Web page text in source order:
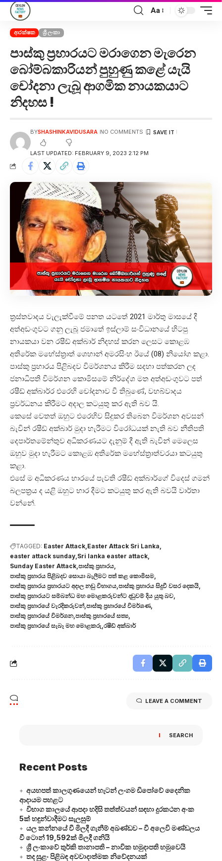
Aa
ආරක්ෂක ශ්‍රී ලංකා
පාස්කු ප්‍රහාරයට මරාගෙන මැරෙන
බෝම්බකාරියන් පුහුණු කළේ යැයි
චෝදනා ලැබූ ආගමික නායකයාට
නිදහස !
LAST UPDATED: FEBRUARY 9, 2023 2:12 PM
BYSHASHINKAVIDUSARA NO COMMENTS
ත්‍රස්තවාදය වැලැක්වීමේ පනත යටතේ 2021 මාර්තු මාසයේ දී
අත්අඩංගුවට ගනු ලැබූ ජමාතේ ඉස්ලාම් සංවිධානයේ හිටපු
නායකයා වන රෂීඩ් අක්බාර් නිදහස් කරන ලෙසට කොළඹ
අතිරේක මහේස්ත්‍රාත් ශෙහාන් අමරසිංහ ඊයේ (08) නියෝග කළා.
පාස්කු ප්‍රහාරය පිළිබදව විමර්ශනය කිරීම සදහා පත්කරන ලද
ජනාධිපති විමර්ශන කොමිසමේ නිර්දේශ මත අත්අඩංගුවට පත්
රෂීඩ් අක්බාර්ර එරෙහි චෝදනාව වී තිබුණේ, වහබ්වාදය
ප්‍රවර්ධනය කිරීමට අදාල කටයුතු කර ඇති බව යි.
කෙසේ වෙතත් ඔහුට එරෙහිව සිදුකර තිබෙන විමර්ශන අවසන්
බැවින් රෂීඩ් අක්බාර් මුදා හැරීමට විරෝධයක් නැති බව නීතිපති
දෙපාර්තමේන්තුව අධිකරණයට දැනුම් දී ඇති බැවින් මෙලෙස
ඔහුව මුදා හැරීමට කොළඹ අතිරේක මහේස්ත්‍රාත්වරයා කටයුතු
කළා.
එසේ ම අධිකරණය භාරයේ පැවති රෂීඩ් අක්බාර්ගේ විදෙස් ගමන්
බලපත්‍රය ද යළි ඔහුට භාර දීමට කටයුතු කර ඇති බවයි වාර්තා
වන්නේ.
TAGGED: Easter Attack Easter Attack Sri Lanka
easter attack sunday Sri lanka easter attack
Sunday Easter Attack පාස්කු ප්‍රහාරය
පාස්කු ප්‍රහාරය පිළිබදව සොයා බැලීමට පත් කළ කොමිසම
පාස්කු ප්‍රහාරය ප්‍රහාරයට අදාල නඩු විභාගය පාස්කු ප්‍රහාරය සිදුවී වසර දෙකයි
පාස්කු ප්‍රහාරයට සම්බන්ධ මහ මොළකරුවන්ට දඬුවම් දිය යුතු බව
පාස්කු ප්‍රහාරයේ වැරදිකරුවන් පාස්කු ප්‍රහාරයේ විමර්ශණ
පාස්කු ප්‍රහාරයේ විමර්ශන පාස්කු ප්‍රහාරයේ සත්‍ය
පාස්කු ප්‍රහාරයේ සැබෑ මහ මොළකරු රෂීඩ් අක්බාර්
LEAVE A COMMENT
SEARCH
Recent Posts
අයහපත් කාලගුණයෙන් හැටන් ලංගම ඩිපෝවේ දෛනික
ආදායම පහළට
විභාග කාලයේ ආපදා හදිසි තත්ත්වයන් සඳහා දුරකථන අංක
5ක් හඳුන්වාදීමට සැලසුම්
යල කන්නයේ වී මිලදී ගැනීම් අඛණ්ඩව – වී අලෙවි මණ්ඩලය
වී ටොන් 19,592ක් මිලදී ගනියි
ශ්‍රී ලංකාවේ තුර්කි තානාපති – නාවික හමුදාපති හමුවෙයි
තද සුළං පිළිබඳ අවවාදාත්මක නිවේදනයක්